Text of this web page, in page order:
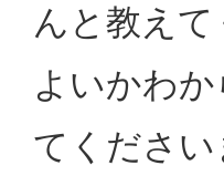
んと教え
よいかわ
てくださ